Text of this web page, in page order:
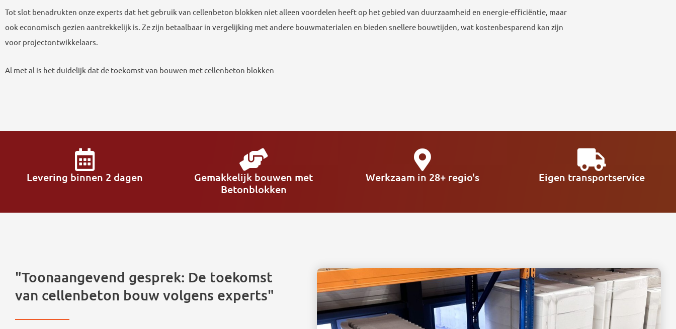
Tot slot benadrukten onze experts dat het gebruik van cellenbeton blokken niet alleen voordelen heeft op het gebied van duurzaamheid en energie-efficiëntie, maar
ook economisch gezien aantrekkelijk is. Ze zijn betaalbaar in vergelijking met andere bouwmaterialen en bieden snellere bouwtijden, wat kostenbesparend kan zijn
voor projectontwikkelaars.
Al met al is het duidelijk dat de toekomst van bouwen met cellenbeton blokken
Levering binnen 2 dagen
Gemakkelijk bouwen met
Betonblokken
Werkzaam in 28+ regio's Eigen transportservice
"Toonaangevend gesprek: De toekomst
van cellenbeton bouw volgens experts"